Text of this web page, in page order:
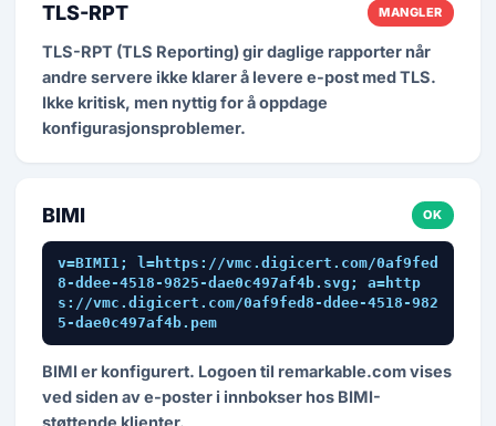
TLS-RPT MANGLER
TLS-RPT (TLS Reporting) gir daglige rapporter når
andre servere ikke klarer å levere e-post med TLS.
Ikke kritisk, men nyttig for å oppdage
konfigurasjonsproblemer.
BIMI OK
v=BIMI1; l=https://vmc.digicert.com/0af9fed
8-ddee-4518-9825-dae0c497af4b.svg; a=http
s://vmc.digicert.com/0af9fed8-ddee-4518-982
5-dae0c497af4b.pem
BIMI er konfigurert. Logoen til remarkable.com vises
ved siden av e-poster i innbokser hos BIMI-
støttende klienter.